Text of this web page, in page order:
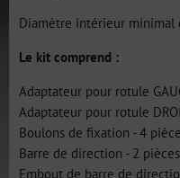
Diamètre intérieur minimal
Le kit comprend :
Adaptateur pour rotule
Adaptateur pour rotule
Boulons de fixation - 4
Barre de direction - 2 pièces
Embout de barre de